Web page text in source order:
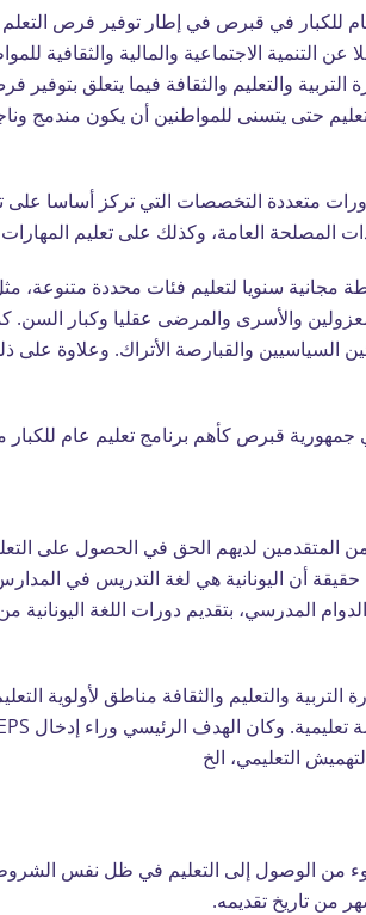
عام للكبار في قبرص في إطار توفير فرص
عن التنمية الاجتماعية والمالية والثقافية
والتعليم والثقافة فيما يتعلق
حتى يتسنى للمواطنين أن يكون مندمج
متعددة التخصصات التي تركز أساسا على
المصلحة العامة، وكذلك على تعليم المهارات
مجانية سنويا لتعليم فئات محددة
والأسرى والمرضى عقليا وكبار السن. كما
السياسيين والقبارصة الأتراك. وعلاوة على
قبرص كأهم برنامج تعليم عام
من المتقدمين لديهم الحق في الحصول على
أن اليونانية هي لغة التدريس في
المدرسي، بتقديم دورات اللغة اليونانية
التعليمي، الخ
من الوصول إلى التعليم في ظل نفس